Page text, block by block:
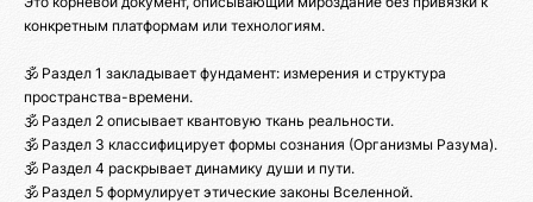
конкретным платформам или технологиям.
🕉️ Раздел 1 закладывает фундамент: измерения и структура
пространства-времени.
🕉️ Раздел 2 описывает квантовую ткань реальности.
🕉️ Раздел 3 классифицирует формы сознания (Организмы Разума).
🕉️ Раздел 4 раскрывает динамику души и пути.
🕉️ Раздел 5 формулирует этические законы Вселенной.